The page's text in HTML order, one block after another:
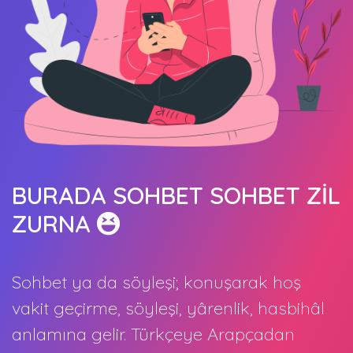
BURADA SOHBET SOHBET ZİL
ZURNA
Sohbet ya da söyleşi; konuşarak hoş
vakit geçirme, söyleşi, yârenlik, hasbihâl
anlamına gelir. Türkçeye Arapçadan